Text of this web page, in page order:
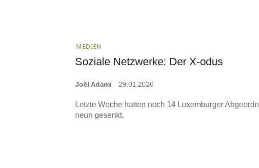
MEDIEN
Soziale Netzwerke: Der X-odus
Joël Adami 29.01.2026
Letzte Woche hatten noch 14 Luxemburger
neun gesenkt.